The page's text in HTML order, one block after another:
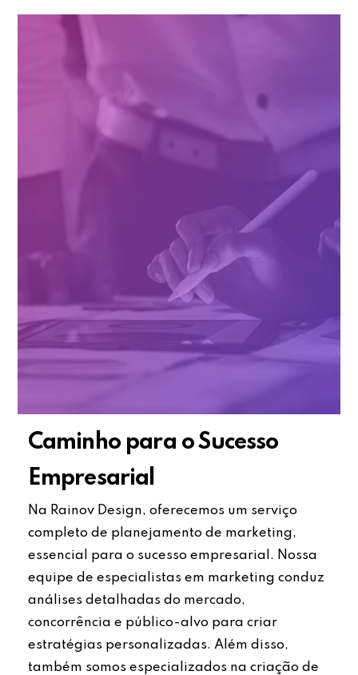
Caminho para o Sucesso
Empresarial
Na Rainov Design, oferecemos um serviço
completo de planejamento de marketing,
essencial para o sucesso empresarial. Nossa
equipe de especialistas em marketing conduz
análises detalhadas do mercado,
concorrência e público-alvo para criar
estratégias personalizadas. Além disso,
também somos especializados na criação de